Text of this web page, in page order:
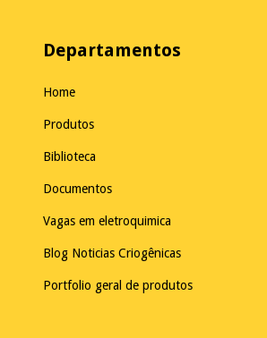
Departamentos
Home
Produtos
Biblioteca
Documentos
Vagas em eletroquimica
Blog Noticias Criogênicas
Portfolio geral de produtos